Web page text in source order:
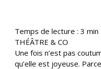
Temps de lecture : 3 min
THÉÂTRE & CO
Une fois n’est pas
qu’elle est joyeuse.